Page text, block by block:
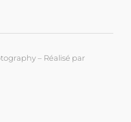
– Réalisé par